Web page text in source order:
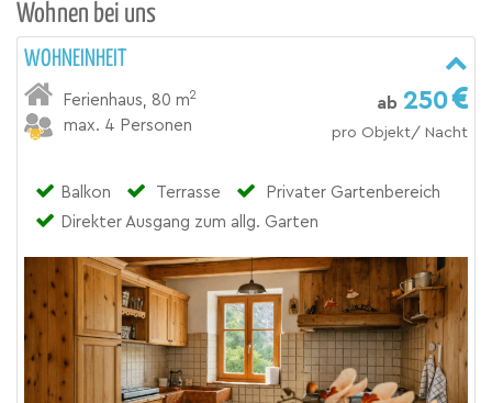
Wohnen bei uns
WOHNEINHEIT
Ferienhaus 80 m2
max. 4 Personen
ab 250
pro Objekt/ Nacht
Balkon Terrasse
Privater Gartenbereich
Direkter Ausgang zum allg. Garten